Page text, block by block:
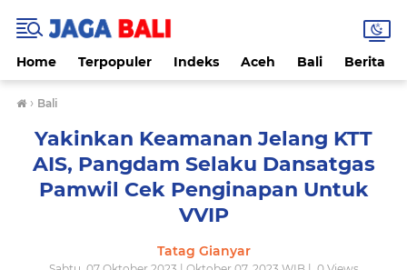
Home Terpopuler Indeks Aceh Bali Berita
› Bali
Yakinkan Keamanan Jelang KTT
AIS, Pangdam Selaku Dansatgas
Pamwil Cek Penginapan Untuk
VVIP
Tatag Gianyar